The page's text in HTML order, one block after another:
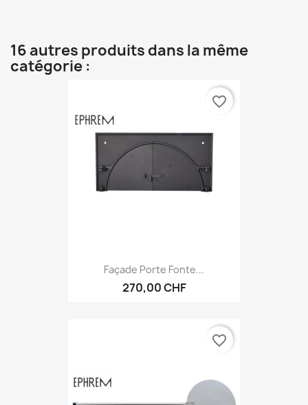
16 autres produits dans la même
catégorie :
Façade Porte Fonte...
270,00 CHF
favorite_border
favorite_border